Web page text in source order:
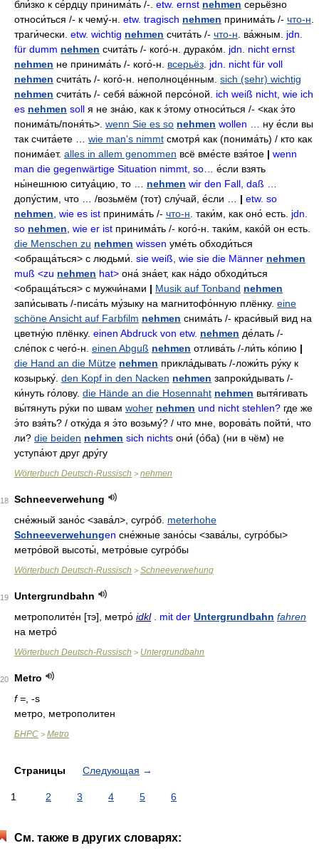
бли́зко к се́рдцу принима́ть /-. etw. ernst nehmen серьёзно
относи́ться /- к чему́-н etw. tragisch nehmen принима́ть /- что-н
траги́чески etw. wichtig nehmen счита́ть /- что-н ва́жным
jdn.
für dumm nehmen счита́ть /- кого́-н дурако́м
jdn. nicht ernst
nehmen не принима́ть /- кого́-н всерьёз jdn. nicht für voll
nehmen счита́ть /- кого́-н неполноце́нным sich (sehr) wichtig
nehmen счита́ть /- себя́ ва́жной персо́ной
ich weiß nicht, wie ich
es nehmen soll я не зна́ю как к э́тому относи́ться /- <как э́то
понима́ть/поня́ть>. wenn Sie es so nehmen wollen … ну е́сли вы
так счита́ете
wie man's nimmt смотря́ как (понима́ть) / кто как
понима́ет. alles in allem genommen всё вме́сте взя́тое | wenn
man die gegenwärtige Situation nimmt, so… е́сли взять
ны́нешнюю ситуа́цию то … nehmen wir den Fall, daß …
допу́стим что … /возьмём (тот) слу́чай е́сли | etw. so
nehmen , wie es ist принима́ть /- что-н таки́м как оно́ есть jdn.
so nehmen , wie er ist принима́ть /- кого́-н таки́м како́й он есть
die Menschen zu nehmen wissen уме́ть обходи́ться
<обраща́ться> с людьми́ sie weiß, wie sie die Männer nehmen
muß <zu nehmen hat> она́ зна́ет, как на́до обходи́ться
<обраща́ться> с мужчи́нами | Musik auf Tonband nehmen
запи́сывать /-писа́ть му́зыку на магнитофо́нную плёнку. eine
schöne Ansicht auf Farbfilm nehmen снима́ть /- краси́вый вид на
цветну́ю плёнку. einen Abdruck von etw. nehmen де́лать /-
сле́пок с чего́-н einen Abguß nehmen отлива́ть /-ли́ть ко́пию |
die Hand an die Mütze nehmen прикла́дывать /-ложи́ть ру́ку к
козырьку́ den Kopf in den Nacken nehmen запроки́дывать /-
ки́нуть го́лову. die Hände an die Hosennaht nehmen вытя́гивать
вы́тянуть ру́ки по швам woher nehmen und nicht stehlen? где же
э́то взя́ть? / отку́да я э́то возьму́? / что мне, ворова́ть пойти́, что
ли? die beiden nehmen sich nichts они́ (о́ба) (ни в чём) не
уступа́ют друг дру́гу
Wörterbuch Deutsch-Russisch > nehmen
18
Schneeverwehung
сне́жный зано́с <зава́л>, сугро́б meterhohe
Schneeverwehungen сне́жные зано́сы <зава́лы, сугро́бы>
метро́вой высоты́, метро́вые сугро́бы
Wörterbuch Deutsch-Russisch > Schneeverwehung
19
Untergrundbahn
метрополите́н [тэ], метро́ idkl . mit der Untergrundbahn fahren
на метро́
Wörterbuch Deutsch-Russisch > Untergrundbahn
20
Metro
f = , -s
метро, метрополитен
БНРС > Metro
Страницы Следующая →
1 2 3 4 5 6
См. также в других словарях: